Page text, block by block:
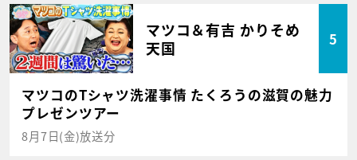
マツコ＆有吉 かりそめ
天国
5
マツコのTシャツ洗濯事情 たくろうの滋賀の魅力
プレゼンツアー
8月7日(金)放送分